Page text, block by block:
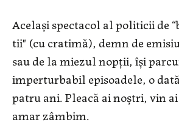
Același spectacol al politicii de
tii" (cu cratimă), demn de
sau de la miezul nopții, își
imperturbabil episoadele, o
patru ani. Pleacă ai noștri, vin
amar zâmbim.